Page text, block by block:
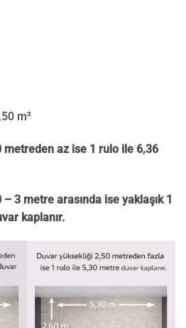
m²
metreden az ise 1 rulo ile 6,36
3 metre arasında ise yaklaşık 1
kaplanır.